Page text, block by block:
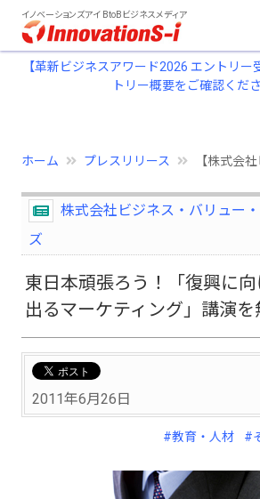
イノベーションズアイ BtoBビジネスメディア
【革新ビジネスアワード2026 エントリー
トリー概要をご確認くだ
ホーム プレスリリース 【株式会
株式会社ビジネス・バリュー
ズ
東日本頑張ろう！「復興に
出るマーケティング」講演を
2011年6月26日
#教育・人材 #